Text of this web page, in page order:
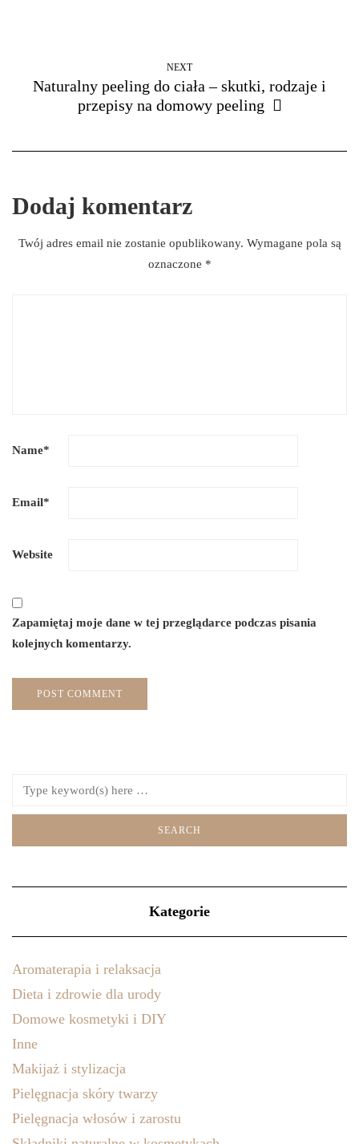
NEXT
Naturalny peeling do ciała – skutki, rodzaje i
przepisy na domowy peeling
Dodaj komentarz
Twój adres email nie zostanie opublikowany. Wymagane pola są
oznaczone *
Name*
Email*
Website
Zapamiętaj moje dane w tej przeglądarce podczas pisania
kolejnych komentarzy.
Kategorie
Aromaterapia i relaksacja
Dieta i zdrowie dla urody
Domowe kosmetyki i DIY
Inne
Makijaż i stylizacja
Pielęgnacja skóry twarzy
Pielęgnacja włosów i zarostu